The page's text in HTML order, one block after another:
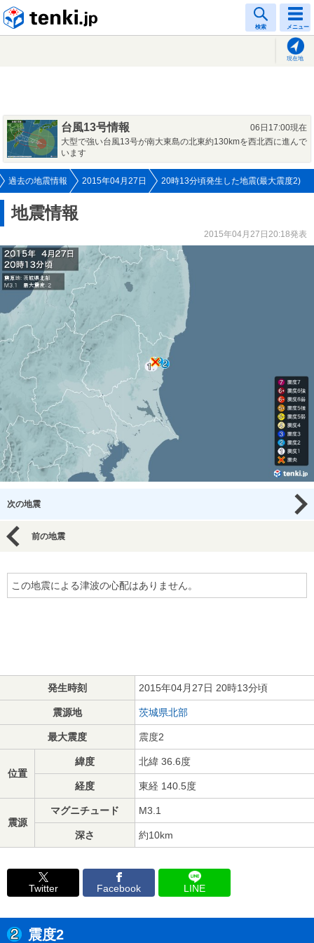
検索 メニュー
現在地
台風13号情報
06日17:00現在
大型で強い台風13号が南大東島の北東約130kmを西北西に進んで
います
過去の地震情報 2015年04月27日 20時13分頃発生した地震(最大震度2)
地震情報
2015年04月27日20:18発表
次の地震
前の地震
この地震による津波の心配はありません。
発生時刻 2015年04月27日 20時13分頃
震源地 茨城県北部
最大震度 震度2
位置
緯度 北緯 36.6度
経度 東経 140.5度
震源
マグニチュード M3.1
深さ 約10km
Twitter Facebook LINE
震度2